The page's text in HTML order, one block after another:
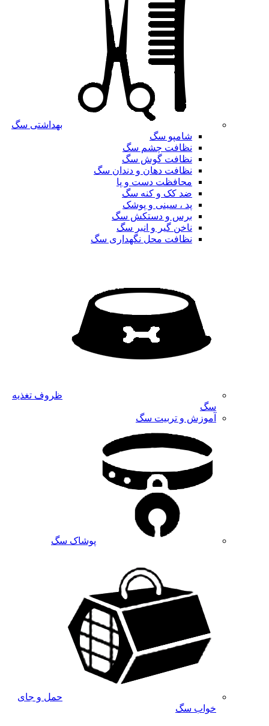
بهداشتی سگ
شامپو سگ
نظافت چشم سگ
نظافت گوش سگ
نظافت دهان و دندان سگ
محافظت دست و پا
ضد کک و کنه سگ
پد ، سینی و پوشک
برس و دستکش سگ
ناخن گیر و انبر سگ
نظافت محل نگهداری سگ
ظروف تغذیه
سگ
آموزش و تربیت سگ
پوشاک سگ
حمل و جای
خواب سگ